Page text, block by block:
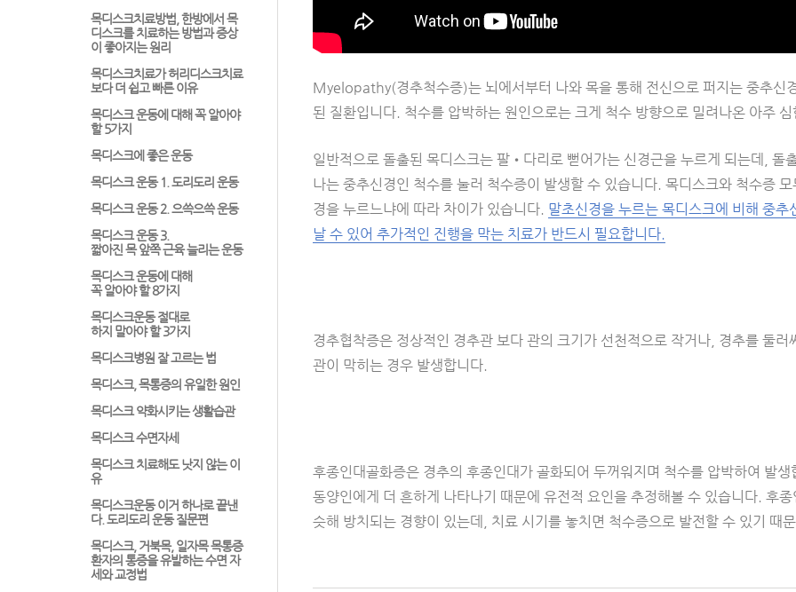
목디스크치료방법, 한방에서 목
디스크를 치료하는 방법과 증상
이 좋아지는 원리
목디스크치료가 허리디스크치료
보다 더 쉽고 빠른 이유
목디스크 운동에 대해 꼭 알아야
할 5가지
목디스크에 좋은 운동
목디스크 운동 1. 도리도리 운동
목디스크 운동 2. 으쓱으쓱 운동
목디스크 운동 3.
짧아진 목 앞쪽 근육 늘리는 운동
목디스크 운동에 대해
꼭 알아야 할 8가지
목디스크운동 절대로
하지 말아야 할 3가지
목디스크병원 잘 고르는 법
목디스크, 목통증의 유일한 원인
목디스크 약화시키는 생활습관
목디스크 수면자세
목디스크 치료해도 낫지 않는 이
유
목디스크운동 이거 하나로 끝낸
다. 도리도리 운동 질문편
목디스크, 거북목, 일자목 목통증
환자의 통증을 유발하는 수면 자
세와 교정법
Myelopathy(경추척수증)는 뇌에서부터 나와 목을 통해 전신으로 퍼지는 중추신
된 질환입니다. 척수를 압박하는 원인으로는 크게 척수 방향으로 밀려나온 아주
일반적으로 돌출된 목디스크는 팔•다리로 뻗어가는 신경근을 누르게 되는데, 돌
나는 중추신경인 척수를 눌러 척수증이 발생할 수 있습니다. 목디스크와 척수증
경을 누르느냐에 따라 차이가 있습니다. 말초신경을 누르는 목디스크에 비해 중
날 수 있어 추가적인 진행을 막는 치료가 반드시 필요합니다.
경추협착증은 정상적인 경추관 보다 관의 크기가 선천적으로 작거나, 경추를 둘
관이 막히는 경우 발생합니다.
후종인대골화증은 경추의 후종인대가 골화되어 두꺼워지며 척수를 압박하여 발
동양인에게 더 흔하게 나타나기 때문에 유전적 요인을 추정해볼 수 있습니다. 후
슷해 방치되는 경향이 있는데, 치료 시기를 놓치면 척수증으로 발전할 수 있기 때